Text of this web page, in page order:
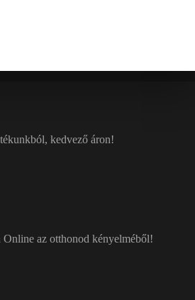
kedvező áron!
Online az otthonod kényelméből!